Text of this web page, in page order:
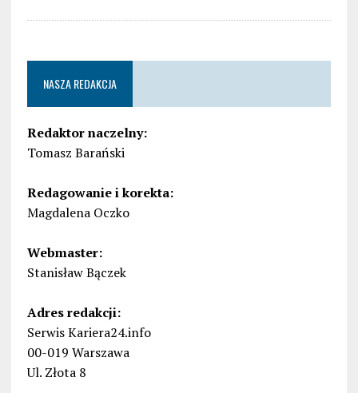
NASZA REDAKCJA
Redaktor naczelny:
Tomasz Barański
Redagowanie i korekta:
Magdalena Oczko
Webmaster:
Stanisław Bączek
Adres redakcji:
Serwis Kariera24.info
00-019 Warszawa
Ul. Złota 8